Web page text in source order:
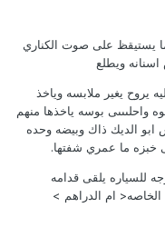
يستيقظ على صوت الكناري
ويطلع
يروح يغير ملابسه وياخذ
واحلىىىى بوسه ياخذها منهم
الديك ذاك وبيضه وحده
ما عمري شفتها.
للسياره يلقى قدامه
ام الدراهم >